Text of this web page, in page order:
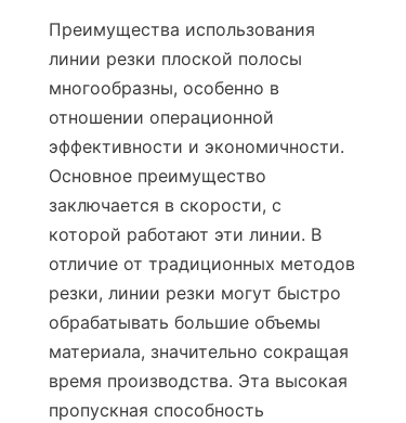
Преимущества использования
линии резки плоской полосы
многообразны, особенно в
отношении операционной
эффективности и экономичности.
Основное преимущество
заключается в скорости, с
которой работают эти линии. В
отличие от традиционных методов
резки, линии резки могут быстро
обрабатывать большие объемы
материала, значительно сокращая
время производства. Эта высокая
пропускная способность